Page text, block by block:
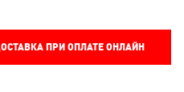
ПРИ ОПЛАТЕ ОНЛАЙН